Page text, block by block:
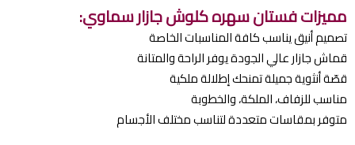
مميزات فستان سهره كلوش جازار سماوي:
تصميم أنيق يناسب كافة المناسبات الخاصة
قماش جازار عالي الجودة يوفر الراحة والمتانة
قصّة أنثوية جميلة تمنحك إطلالة ملكية
مناسب للزفاف، الملكة، والخطوبة
متوفر بمقاسات متعددة لتناسب مختلف الأجسام